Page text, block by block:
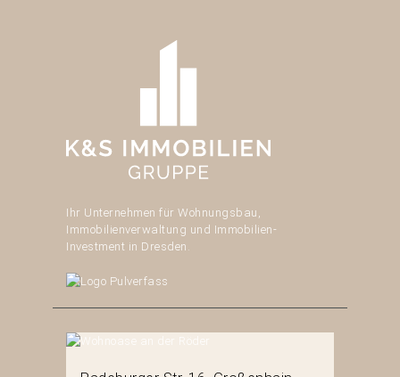
Ihr Unternehmen für Wohnungsbau,
Immobilienverwaltung und Immobilien-
Investment in Dresden.